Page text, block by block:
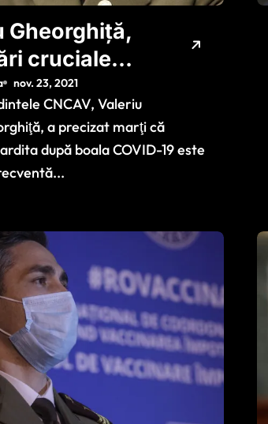
Gheorghiță,
cruciale
COVID-
nov. 23, 2021
CNCAV, Valeriu
a precizat marţi că
după boala COVID-19 este